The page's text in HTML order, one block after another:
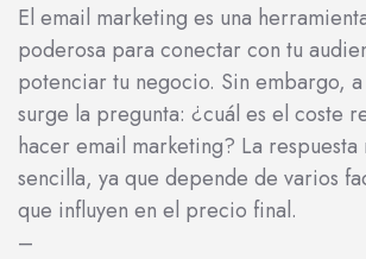
El email marketing es una
poderosa para conectar con tu
potenciar tu negocio. Sin embargo,
surge la pregunta: ¿cuál es el coste
hacer email marketing? La respuesta
sencilla, ya que depende de varios
que influyen en el precio final.
–